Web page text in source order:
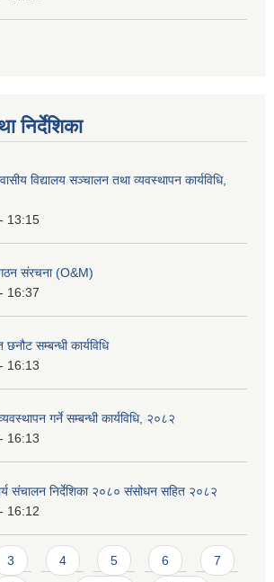
निर्देशिका
विद्यालय सञ्चालन तथा व्यवस्थापन कार्यविधि,
13:15
संरचना (O&M)
16:37
सम्बन्धी कार्यविधि
16:13
गर्ने सम्बन्धी कार्यविधि, २०८२
16:13
संचालन निर्देशिका २०८० संसोधन सहित २०८२
16:12
3 4 5 6 7